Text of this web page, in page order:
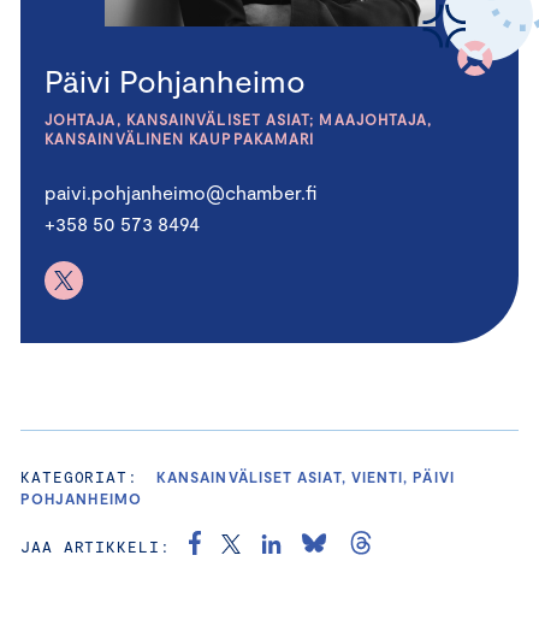
Päivi Pohjanheimo
JOHTAJA, KANSAINVÄLISET ASIAT; MAAJOHTAJA,
KANSAINVÄLINEN KAUPPAKAMARI
paivi.pohjanheimo@chamber.fi
+358 50 573 8494
KATEGORIAT:
KANSAINVÄLISET ASIAT, VIENTI, PÄIVI
POHJANHEIMO
JAA ARTIKKELI: